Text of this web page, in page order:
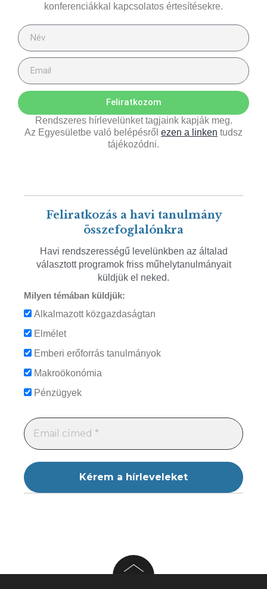
konferenciákkal kapcsolatos értesítésekre.
Feliratkozom
Rendszeres hírlevelünket tagjaink kapják meg.
Az Egyesületbe való belépésről ezen a linken tudsz
tájékozódni.
Feliratkozás a havi tanulmány
összefoglalónkra
Havi rendszerességű levelünkben az általad
választott programok friss műhelytanulmányait
küldjük el neked.
Milyen témában küldjük:
Alkalmazott közgazdaságtan
Elmélet
Emberi erőforrás tanulmányok
Makroökonómia
Pénzügyek